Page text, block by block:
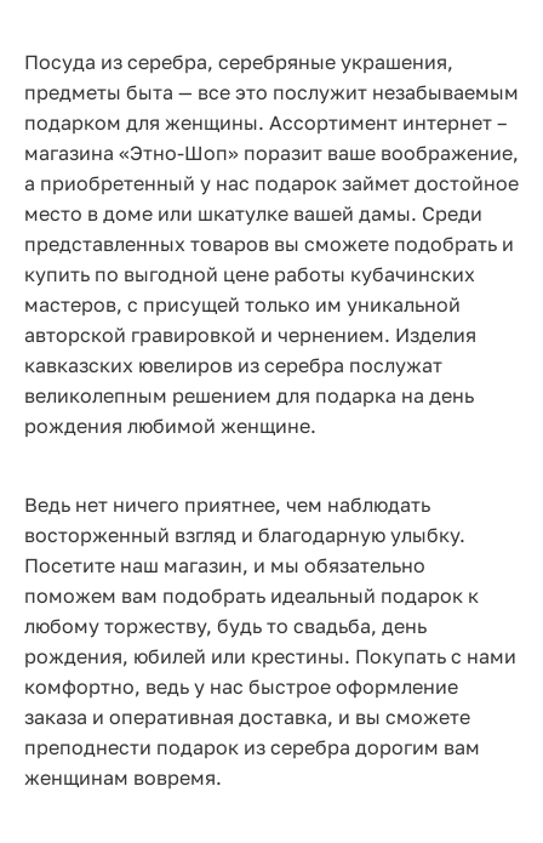
Посуда из серебра, серебряные украшения,
предметы быта — все это послужит незабываемым
подарком для женщины. Ассортимент интернет –
магазина «Этно-Шоп» поразит ваше воображение,
а приобретенный у нас подарок займет достойное
место в доме или шкатулке вашей дамы. Среди
представленных товаров вы сможете подобрать и
купить по выгодной цене работы кубачинских
мастеров, с присущей только им уникальной
авторской гравировкой и чернением. Изделия
кавказских ювелиров из серебра послужат
великолепным решением для подарка на день
рождения любимой женщине.
Ведь нет ничего приятнее, чем наблюдать
восторженный взгляд и благодарную улыбку.
Посетите наш магазин, и мы обязательно
поможем вам подобрать идеальный подарок к
любому торжеству, будь то свадьба, день
рождения, юбилей или крестины. Покупать с нами
комфортно, ведь у нас быстрое оформление
заказа и оперативная доставка, и вы сможете
преподнести подарок из серебра дорогим вам
женщинам вовремя.